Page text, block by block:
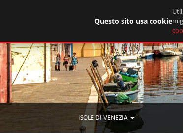
ISOLE DI VENEZIA
Questo sito usa cookie